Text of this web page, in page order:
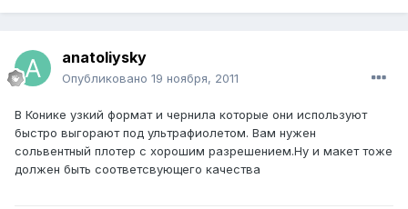
anatoliysky
Опубликовано 19 ноября, 2011
В Конике узкий формат и чернила которые они используют
быстро выгорают под ультрафиолетом. Вам нужен
сольвентный плотер с хорошим разрешением.Ну и макет тоже
должен быть соответсвующего качества